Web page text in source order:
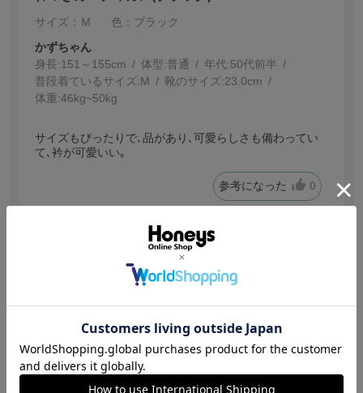
サイズ：Ｍ
色：ブラック
かずちゃん
身長:151～155cm 体型:普通 年代:50代前半
普段着ているサイズ:M 靴のサイズ:23.0cm
体重:46kg~50kg
サイズもぴったりで､品があり､可愛らしさも備わってい
て､衿が可愛いい｡
参考になった 0
プリン
身長:151～155cm